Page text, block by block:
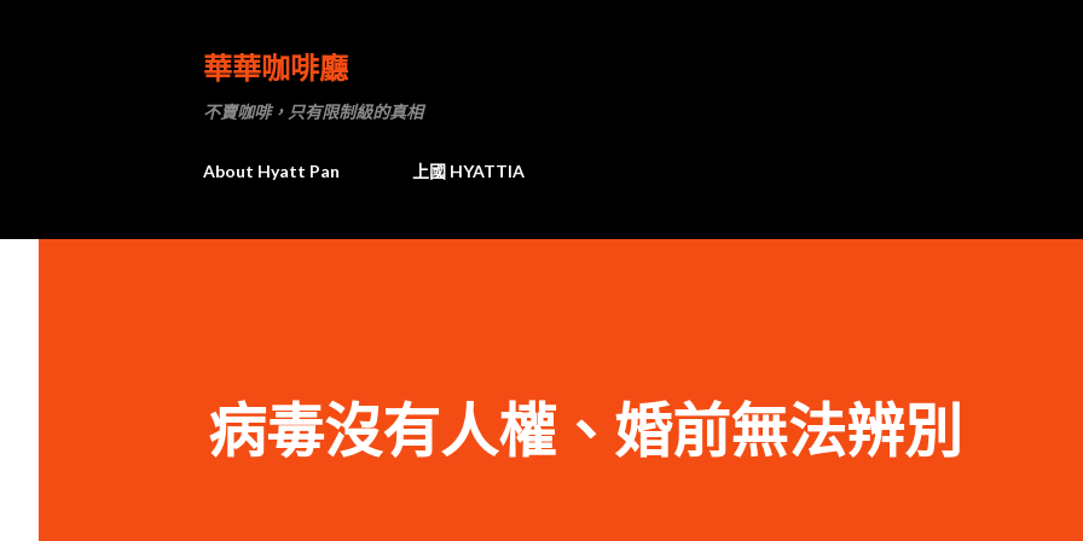
華華咖啡廳
不賣咖啡，只有限制級的真相
About Hyatt Pan 上國 HYATTIA
病毒沒有人權、婚前無法辨別